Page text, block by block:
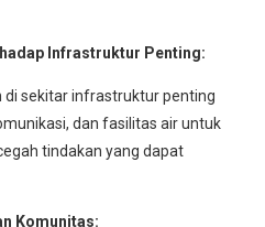
Infrastruktur Penting:
di sekitar infrastruktur penting
dan fasilitas air untuk
tindakan yang dapat
Komunitas: